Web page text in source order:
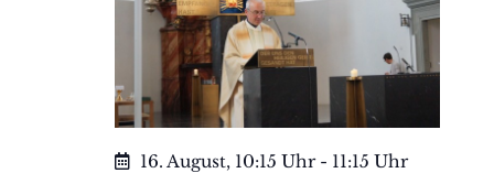
16. August, 10:15 Uhr- 11:15 Uhr